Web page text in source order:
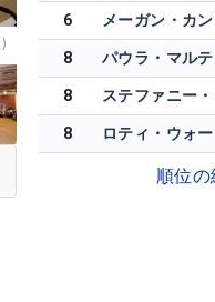
6 メーガン・カン
8
8
8 ロティ・ウォ
順位の